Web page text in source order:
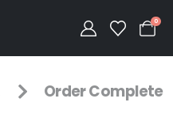
0
Order Complete